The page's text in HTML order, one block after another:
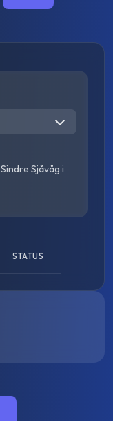
Sindre Sjåvåg i
STATUS